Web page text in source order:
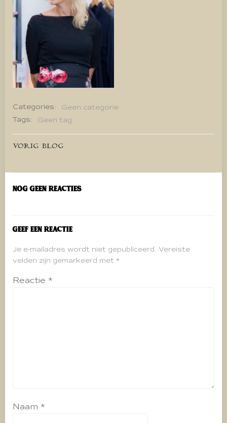
Categories:
Geen categorie
Tags:
Geen tag
Bericht
navigatie
VORIG BLOG
Nog geen reacties
Geef een reactie
Je e-mailadres wordt niet gepubliceerd. Vereiste
velden zijn gemarkeerd met *
Reactie *
Naam *